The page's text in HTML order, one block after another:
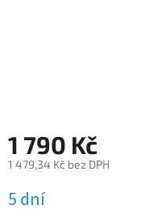
1 790 Kč
1 479,34 Kč bez DPH
cena:
5 dní